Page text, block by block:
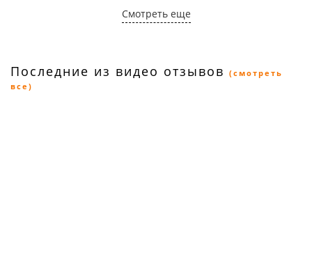
Смотреть еще
Последние из видео отзывов (смотреть
все)